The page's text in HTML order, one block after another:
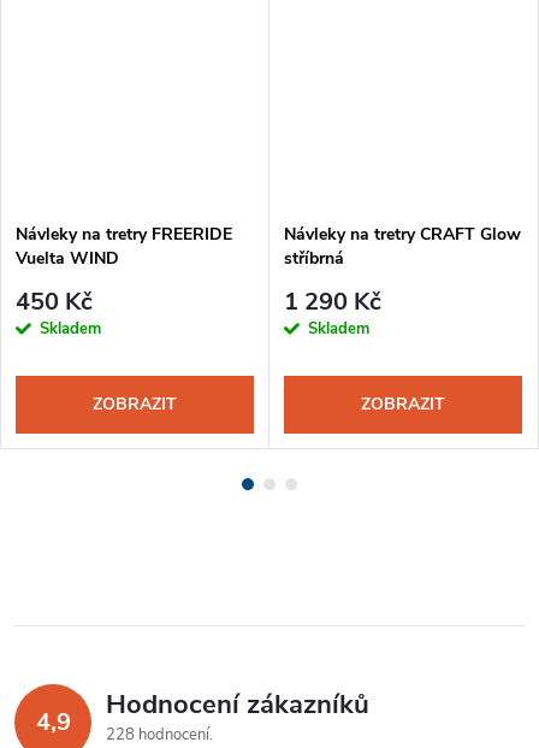
Návleky na tretry FREERIDE
Vuelta WIND
450 Kč
Skladem
ZOBRAZIT
Návleky na tretry CRAFT Glow
stříbrná
1 290 Kč
Skladem
ZOBRAZIT
4,9 Hodnocení zákazníků
228 hodnocení